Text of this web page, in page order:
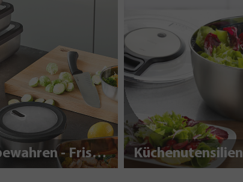
Aufbewahren - Frisch halten Küchenutensilien